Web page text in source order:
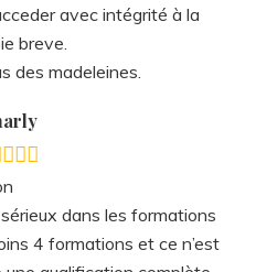
dans les formations
4 formations et ce n’est
qualification complète
( avec une vision élargie
être dans la posture
juste et presque ” sans
ne peut entrer dans des
sentiment d’être préparé à